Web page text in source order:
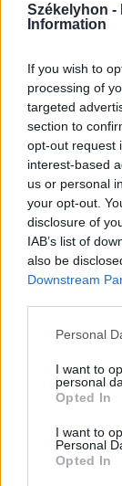
Székelyhon -
Information
If you wish to
processing of
targeted
section to
opt-out request
interest-based
us or personal
your opt-out.
disclosure of
IAB’s list of
also be
Downstream
Personal
I want to
personal
Opted In
I want to
Personal
Opted In
Szerzői
Cookie-
Székely